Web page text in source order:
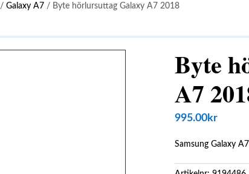
/Galaxy A7 / Byte hörlursuttag Galaxy A7 2018
Byte
A7
995.00kr
Samsung Galaxy